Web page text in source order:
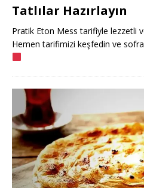
Tatlılar Hazırlayın
Pratik Eton Mess tarifiyle lezzetli
Hemen tarifimizi keşfedin ve